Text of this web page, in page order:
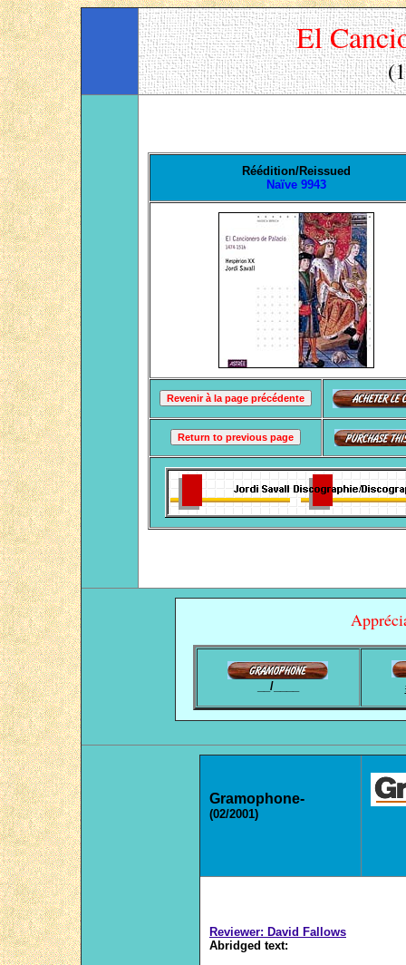
El
Réédition/Reissued
Naïve9943
/____
Gramophone-
(02/2001)
Reviewer: David Fallows
Abridged text: